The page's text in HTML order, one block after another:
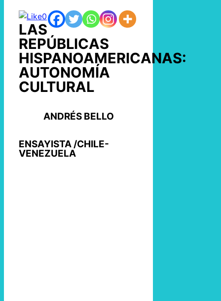
0
LAS
REPÚBLICAS
HISPANOAMERICANAS:
AUTONOMÍA
CULTURAL
ANDRÉS BELLO
ENSAYISTA /CHILE-
VENEZUELA